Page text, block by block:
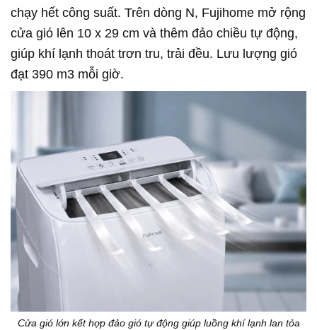
chạy hết công suất. Trên dòng N, Fujihome mở rộng
cửa gió lên 10 x 29 cm và thêm đảo chiều tự động,
giúp khí lạnh thoát trơn tru, trải đều. Lưu lượng gió
đạt 390 m3 mỗi giờ.
Cửa gió lớn kết hợp đảo gió tự động giúp luồng khí lạnh lan tỏa